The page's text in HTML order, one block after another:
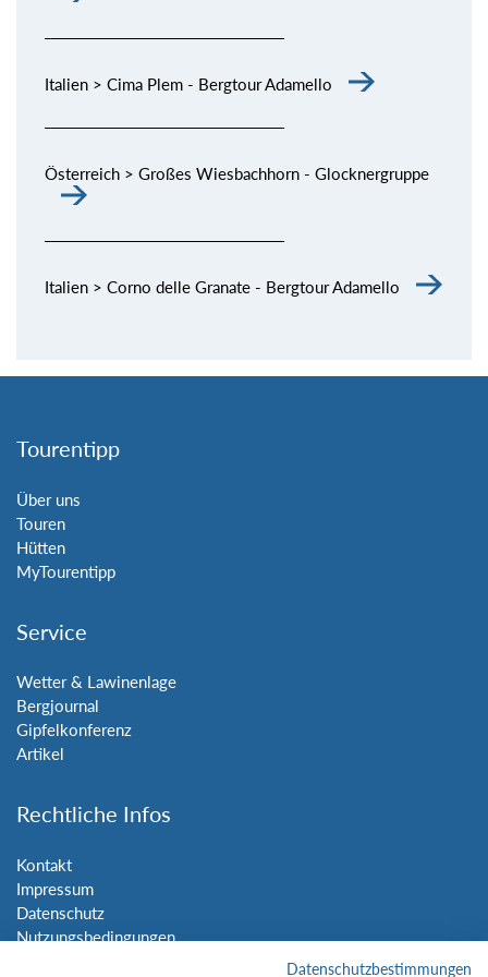
Italien > Cima Plem - Bergtour Adamello
Österreich > Großes Wiesbachhorn - Glocknergruppe
Italien > Corno delle Granate - Bergtour Adamello
Tourentipp
Über uns
Touren
Hütten
MyTourentipp
Service
Wetter & Lawinenlage
Bergjournal
Gipfelkonferenz
Artikel
Rechtliche Infos
Kontakt
Impressum
Datenschutz
Nutzungsbedingungen
Datenschutzbestimmungen